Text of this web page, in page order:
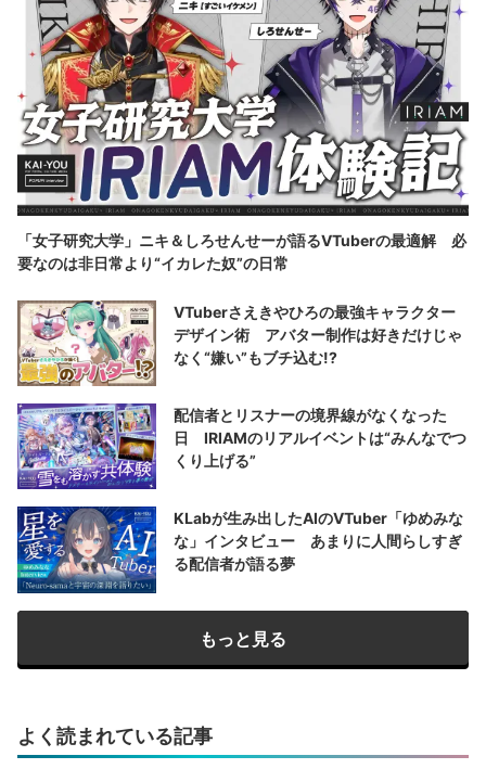
「女子研究大学」ニキ＆しろせんせーが語るVTuberの最適解 必
要なのは非日常より“イカレた奴”の日常
VTuberさえきやひろの最強キャラクター
デザイン術 アバター制作は好きだけじゃ
なく“嫌い”もブチ込む!?
配信者とリスナーの境界線がなくなった
日 IRIAMのリアルイベントは“みんなでつ
くり上げる”
KLabが生み出したAIのVTuber「ゆめみな
な」インタビュー あまりに人間らしすぎ
る配信者が語る夢
もっと見る
よく読まれている記事